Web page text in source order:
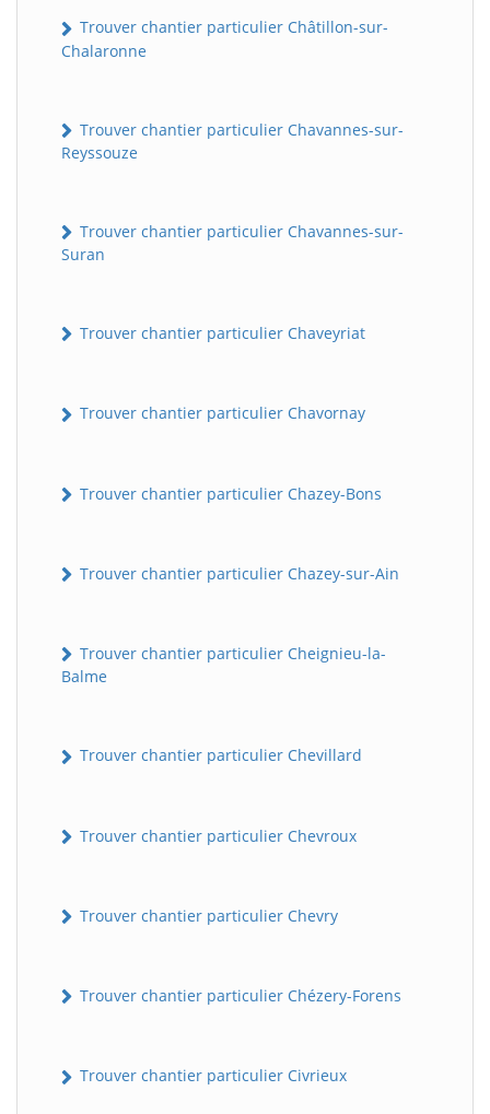
Trouver chantier particulier Châtillon-sur-
Chalaronne
Trouver chantier particulier Chavannes-sur-
Reyssouze
Trouver chantier particulier Chavannes-sur-
Suran
Trouver chantier particulier Chaveyriat
Trouver chantier particulier Chavornay
Trouver chantier particulier Chazey-Bons
Trouver chantier particulier Chazey-sur-Ain
Trouver chantier particulier Cheignieu-la-
Balme
Trouver chantier particulier Chevillard
Trouver chantier particulier Chevroux
Trouver chantier particulier Chevry
Trouver chantier particulier Chézery-Forens
Trouver chantier particulier Civrieux